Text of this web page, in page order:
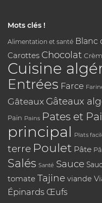
Mots clés !
Alimentation et santé Blanc
Carottes Chocolat
Cuisine
Entrées Farce
Gâteaux Gâteaux
Pain Pains Pates et
principal Plats
terre Poulet Pâte
Salés Santé Sauce
tomate Tajine viande
Épinards Œufs